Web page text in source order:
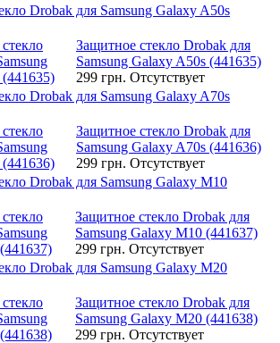
Drobak для Samsung Galaxy A50s
Защитное стекло Drobak для
Samsung Galaxy A50s (441635)
299 грн. Отсутствует
Drobak для Samsung Galaxy A70s
Защитное стекло Drobak для
Samsung Galaxy A70s (441636)
299 грн. Отсутствует
Drobak для Samsung Galaxy M10
Защитное стекло Drobak для
Samsung Galaxy M10 (441637)
299 грн. Отсутствует
Drobak для Samsung Galaxy M20
Защитное стекло Drobak для
Samsung Galaxy M20 (441638)
299 грн. Отсутствует